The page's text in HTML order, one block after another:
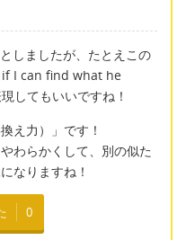
ましたが、たとえこの
if I can find what he
してもいいですね！
え力）」です！
わらかくして、別の似た
なりますね！
0